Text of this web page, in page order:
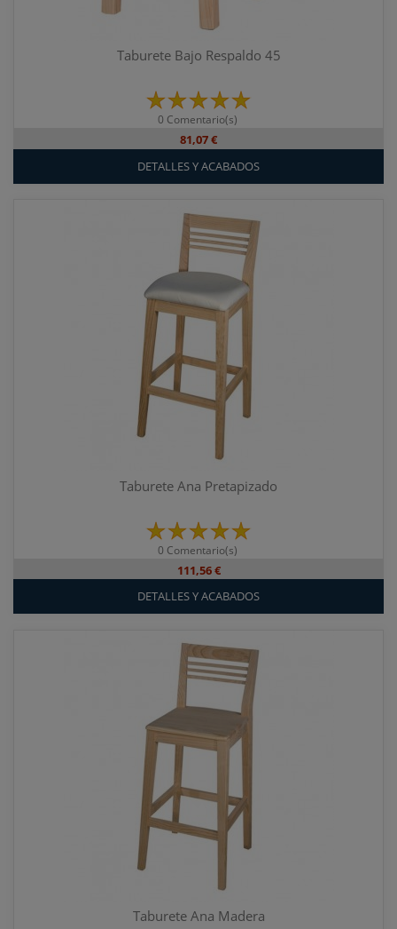
Taburete Bajo Respaldo 45
0 Comentario(s)
81,07 €
DETALLES Y ACABADOS
Taburete Ana Pretapizado
0 Comentario(s)
111,56 €
DETALLES Y ACABADOS
Taburete Ana Madera